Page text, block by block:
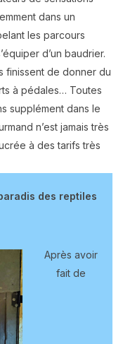
dans un
les parcours
d’un baudrier.
finissent de donner du
à pédales… Toutes
supplément dans le
n’est jamais très
à des tarifs très
des reptiles
Après avoir
fait de